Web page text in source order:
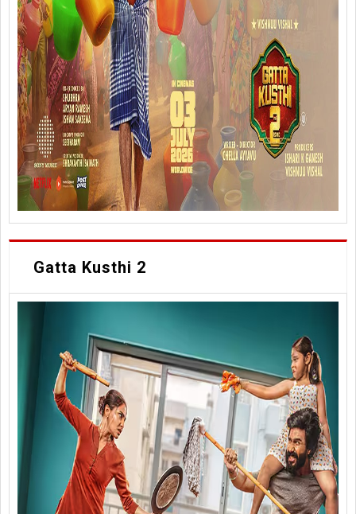
Gatta Kusthi 2